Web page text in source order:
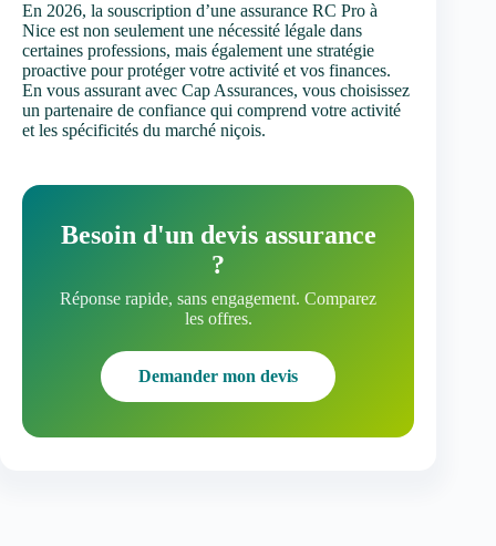
En 2026, la souscription d’une assurance RC Pro à
Nice est non seulement une nécessité légale dans
certaines professions, mais également une stratégie
proactive pour protéger votre activité et vos finances.
En vous assurant avec Cap Assurances, vous choisissez
un partenaire de confiance qui comprend votre activité
et les spécificités du marché niçois.
Besoin d'un devis assurance
?
Réponse rapide, sans engagement. Comparez
les offres.
Demander mon devis